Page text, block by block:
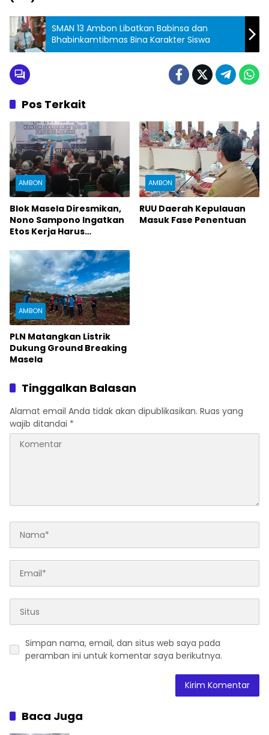
SMAN 13 Ambon Libatkan Babinsa dan
Bhabinkamtibmas Bina Karakter Siswa
Pos Terkait
AMBON
Blok Masela Diresmikan,
Nono Sampono Ingatkan
Etos Kerja Harus
AMBON
RUU Daerah Kepulauan
Masuk Fase Penentuan
AMBON
PLN Matangkan Listrik
Dukung Ground Breaking
Masela
Tinggalkan Balasan
Alamat email Anda tidak akan dipublikasikan. Ruas yang
wajib ditandai *
Simpan nama, email, dan situs web saya pada
peramban ini untuk komentar saya berikutnya.
Baca Juga